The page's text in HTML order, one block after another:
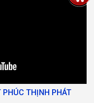
THỊNH PHÁT